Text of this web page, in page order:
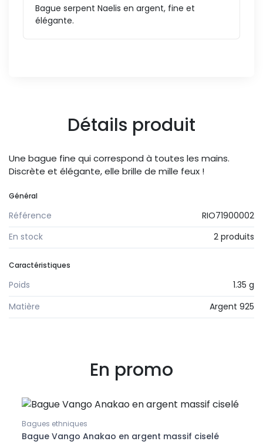
Bague serpent Naelis en argent, fine et
élégante.
Détails produit
Une bague fine qui correspond à toutes les mains.
Discrète et élégante, elle brille de mille feux !
Général
Référence
RIO71900002
En stock
2 produits
Caractéristiques
Poids
1.35 g
Matière
Argent 925
En promo
Bagues ethniques
Bague Vango Anakao en argent massif ciselé